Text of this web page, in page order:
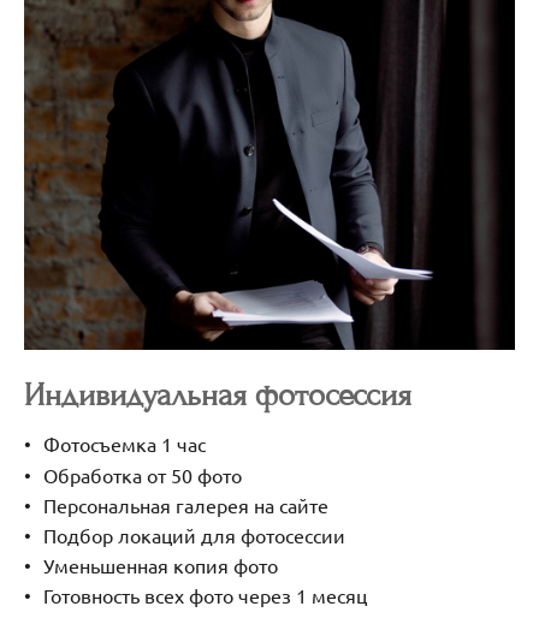
Индивидуальная фотосессия
Фотосъемка 1 час
Обработка от 50 фото
Персональная галерея на сайте
Подбор локаций для фотосессии
Уменьшенная копия фото
Готовность всех фото через 1 месяц